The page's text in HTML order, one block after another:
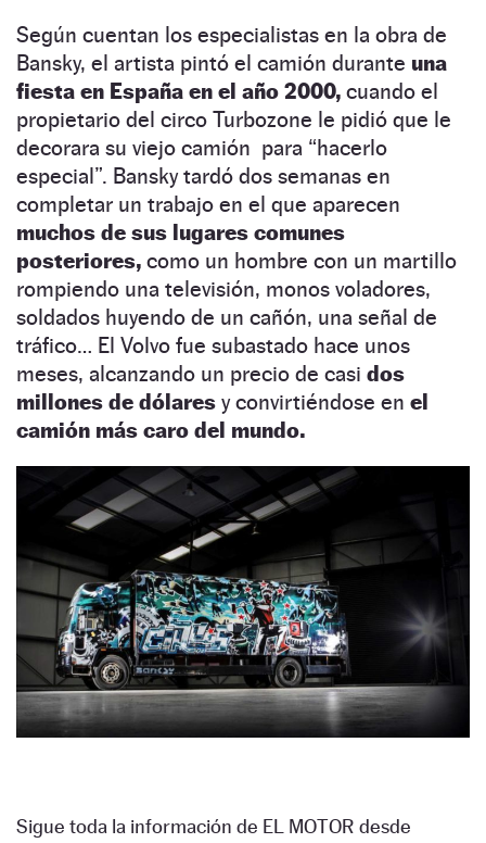
Según cuentan los especialistas en la obra de
Bansky, el artista pintó el camión durante una
fiesta en España en el año 2000, cuando el
propietario del circo Turbozone le pidió que le
decorara su viejo camión para “hacerlo
especial”. Bansky tardó dos semanas en
completar un trabajo en el que aparecen
muchos de sus lugares comunes
posteriores, como un hombre con un martillo
rompiendo una televisión, monos voladores,
soldados huyendo de un cañón, una señal de
tráfico… El Volvo fue subastado hace unos
meses, alcanzando un precio de casi dos
millones de dólares y convirtiéndose en el
camión más caro del mundo.
Sigue toda la información de EL MOTOR desde